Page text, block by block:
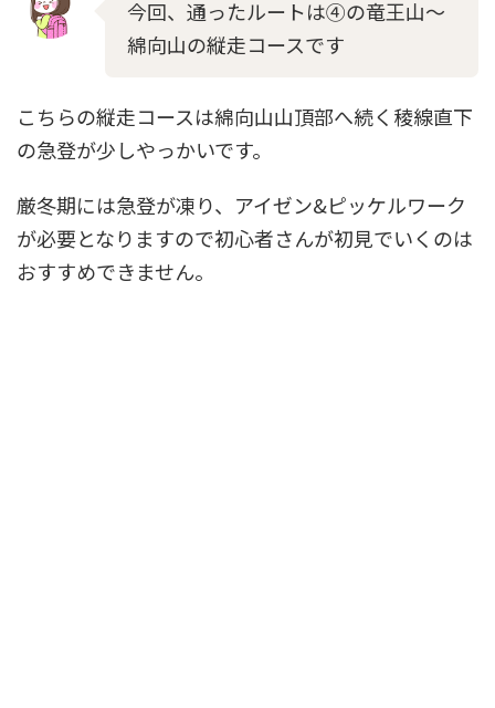
今回、通ったルートは④の竜王山～
綿向山の縦走コースです
こちらの縦走コースは綿向山山頂部へ続く稜線直下
の急登が少しやっかいです。
厳冬期には急登が凍り、アイゼン&ピッケルワーク
が必要となりますので初心者さんが初見でいくのは
おすすめできません。